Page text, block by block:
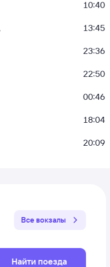
10:40
13:45
23:36
22:50
00:46
18:04
20:09
Найти поезда
Все вокзалы